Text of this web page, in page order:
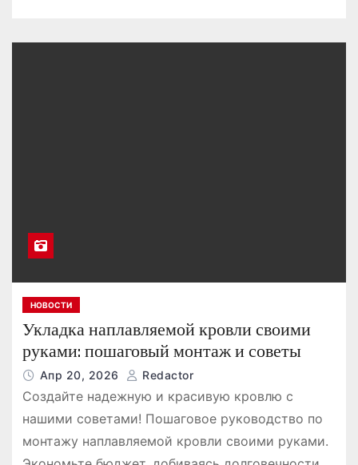
НОВОСТИ
Укладка наплавляемой кровли своими
руками: пошаговый монтаж и советы
Апр 20, 2026 Redactor
Создайте надежную и красивую кровлю с
нашими советами! Пошаговое руководство по
монтажу наплавляемой кровли своими руками.